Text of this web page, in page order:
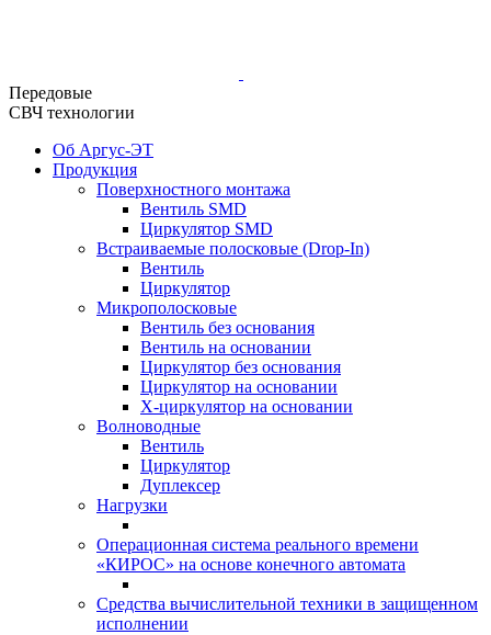
Передовые
СВЧ технологии
Об Аргус-ЭТ
Продукция
Поверхностного монтажа
Вентиль SMD
Циркулятор SMD
Встраиваемые полосковые (Drop-In)
Вентиль
Циркулятор
Микрополосковые
Вентиль без основания
Вентиль на основании
Циркулятор без основания
Циркулятор на основании
Х-циркулятор на основании
Волноводные
Вентиль
Циркулятор
Дуплексер
Нагрузки
Операционная система реального времени
«КИРОС» на основе конечного автомата
Средства вычислительной техники в защищенном
исполнении